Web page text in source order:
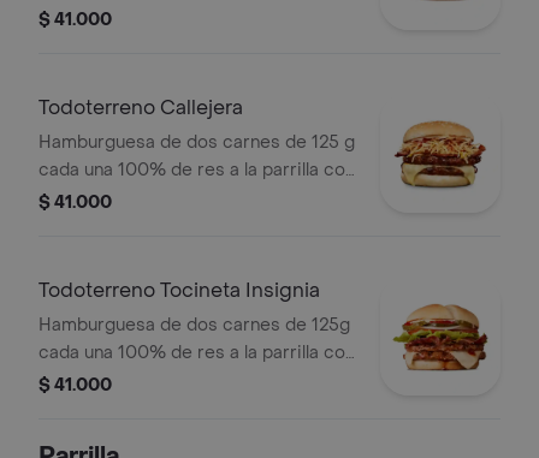
BBQ, tocineta, queso mozzarella,
$ 41.000
Todoterreno Callejera
Hamburguesa de dos carnes de 125 g
cada una 100% de res a la parrilla con
salsa bbq, tocineta, queso mozzarella,
$ 41.000
Todoterreno Tocineta Insignia
Hamburguesa de dos carnes de 125g
cada una 100% de res a la parrilla con
salsa BBQ, tocineta, queso
$ 41.000